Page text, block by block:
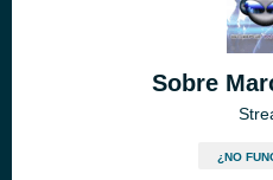
Sobre
¿NO